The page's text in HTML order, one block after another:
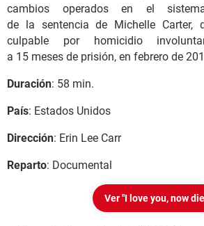
cambios operados en el
de la sentencia de Michelle Carter,
culpable por homicidio
a 15 meses de prisión, en febrero de
Duración: 58 min.
País: Estados Unidos
Dirección: Erin Lee Carr
Reparto: Documental
Ver "I love you, now